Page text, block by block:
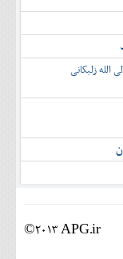
زلیکانی
©2013 APG.ir